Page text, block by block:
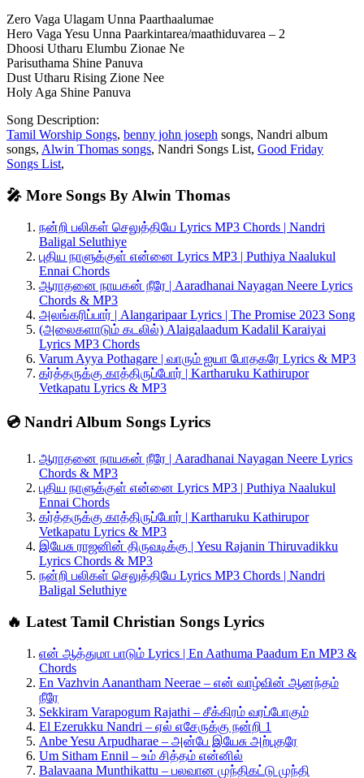
Zero Vaga Ulagam Unna Paarthaalumae
Hero Vaga Yesu Unna Paarkintarea/maathiduvarea – 2
Dhoosi Utharu Elumbu Zionae Ne
Parisuthama Shine Panuva
Dust Utharu Rising Zione Nee
Holy Aga Shine Panuva
Song Description:
Tamil Worship Songs, benny john joseph songs, Nandri album
songs, Alwin Thomas songs, Nandri Songs List, Good Friday
Songs List,
🎤 More Songs By Alwin Thomas
நன்றி பலிகள் செலுத்தியே Lyrics MP3 Chords | Nandri
Baligal Seluthiye
புதிய நாளுக்குள் என்னை Lyrics MP3 | Puthiya Naalukul
Ennai Chords
ஆராதனை நாயகன் நீரே | Aaradhanai Nayagan Neere Lyrics
Chords & MP3
அலங்கரிப்பார் | Alangaripaar Lyrics | The Promise 2023 Song
(அலைகளாடும் கடலில்) Alaigalaadum Kadalil Karaiyai
Lyrics MP3 Chords
Varum Ayya Pothagare | வாரும் ஐயா போதகரே Lyrics & MP3
கர்த்தருக்கு காத்திருப்போர் | Kartharuku Kathirupor
Vetkapatu Lyrics & MP3
💿 Nandri Album Songs Lyrics
ஆராதனை நாயகன் நீரே | Aaradhanai Nayagan Neere Lyrics
Chords & MP3
புதிய நாளுக்குள் என்னை Lyrics MP3 | Puthiya Naalukul
Ennai Chords
கர்த்தருக்கு காத்திருப்போர் | Kartharuku Kathirupor
Vetkapatu Lyrics & MP3
இயேசு ராஜனின் திருவடிக்கு | Yesu Rajanin Thiruvadikku
Lyrics Chords & MP3
நன்றி பலிகள் செலுத்தியே Lyrics MP3 Chords | Nandri
Baligal Seluthiye
🔥 Latest Tamil Christian Songs Lyrics
என் ஆத்துமா பாடும் Lyrics | En Aathuma Paadum En MP3 &
Chords
En Vazhvin Aanantham Neerae – என் வாழ்வின் ஆனந்தம்
நீரே
Sekkiram Varapogum Rajathi – சீக்கிரம் வரப்போகும்
El Ezerukku Nandri – ஏல் எசேருக்கு நன்றி 1
Anbe Yesu Arpudharae – அன்பே இயேசு அற்புதரே
Um Sitham Ennil – உம் சித்தம் என்னில்
Balavaana Munthikattu – பலவான முந்திகட்டு முந்தி